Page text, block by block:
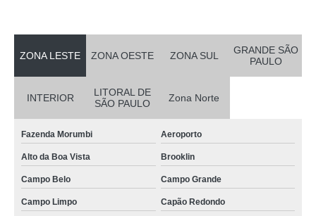
ZONA LESTE ZONA OESTE ZONA SUL
GRANDE SÃO
PAULO
INTERIOR
LITORAL DE
SÃO PAULO
Zona Norte
Fazenda Morumbi Aeroporto
Alto da Boa Vista Brooklin
Campo Belo Campo Grande
Campo Limpo Capão Redondo